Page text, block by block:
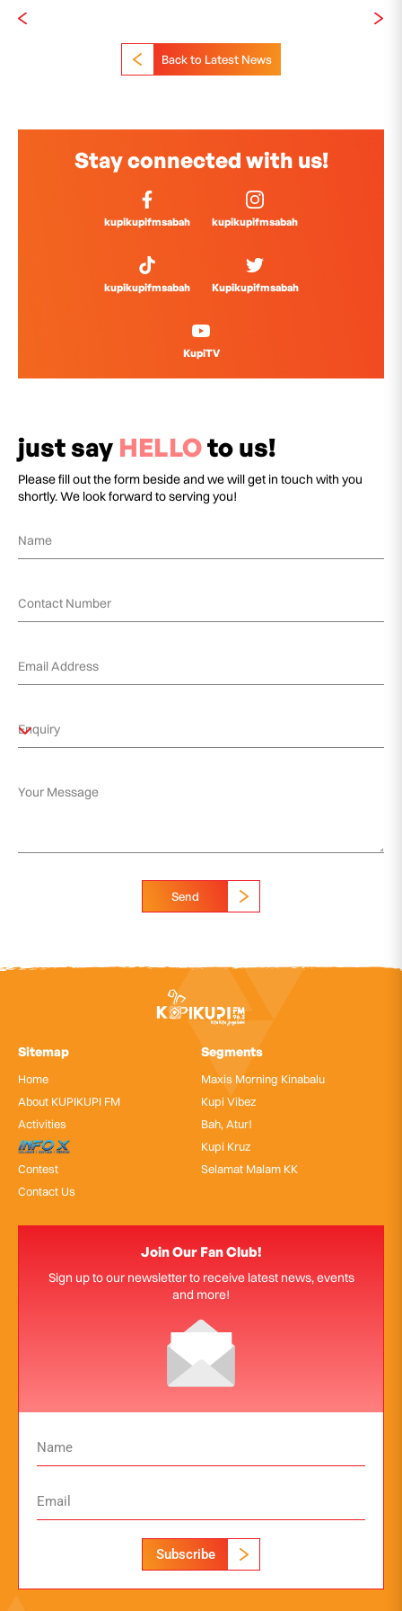
Back to Latest News
Stay connected with us!
kupikupifmsabah kupikupifmsabah
kupikupifmsabah Kupikupifmsabah
KupiTV
just say HELLOto us!
Please fill out the form beside and we will get in touch with you
shortly. We look forward to serving you!
Send
Sitemap
Home
About KUPIKUPI FM
Activities
InfoX
Contest
Contact Us
Segments
Maxis Morning Kinabalu
Kupi Vibez
Bah, Atur!
Kupi Kruz
Selamat Malam KK
Join Our Fan Club!
Sign up to our newsletter to receive latest news, events
and more!
Subscribe